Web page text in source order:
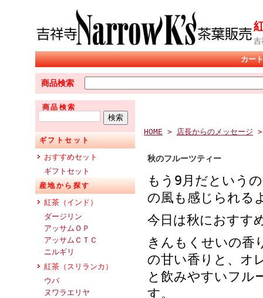
吉
カー
商品検索
商品検索
ギフトセット
おすすめセット
ギフトセット
産地から探す
紅茶（インド）
ダージリン
アッサムＯＰ
アッサムＣＴＣ
ニルギリ
紅茶（スリランカ）
ウバ
ヌワラエリヤ
HOME > 店長からのメッセージ
秋のフルーツティー
もう9月だという
の風も感じられる
今日は秋におすす
きんもくせいの香
の甘い香りと、オ
と飲みやすいフル
す。